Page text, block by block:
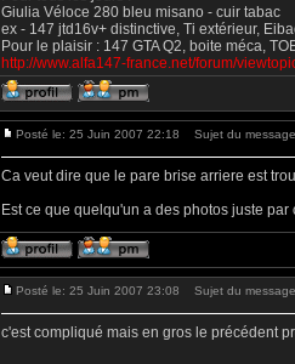
Giulia Véloce 280 bleu misano - cuir tabac
ex - 147 jtd16v+ distinctive, Ti extérieur,
Pour le plaisir : 147 GTA Q2, boite méca,
http://www.alfa147-france.net/forum/
Posté le: 25 Juin 2007 22:18 Sujet du
Ca veut dire que le pare brise arriere est
Est ce que quelqu'un a des photos juste par
Posté le: 25 Juin 2007 23:08 Sujet du
c'est compliqué mais en gros le précédent